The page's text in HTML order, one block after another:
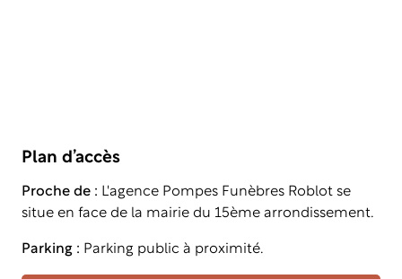
Plan d’accès
Proche de : L'agence Pompes Funèbres Roblot se
situe en face de la mairie du 15ème arrondissement.
Parking : Parking public à proximité.